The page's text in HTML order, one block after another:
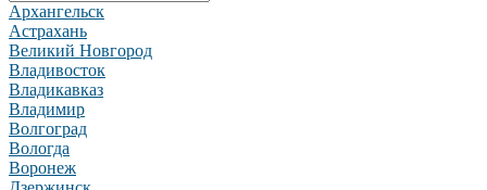
Архангельск
Астрахань
Великий Новгород
Владивосток
Владикавказ
Владимир
Волгоград
Вологда
Воронеж